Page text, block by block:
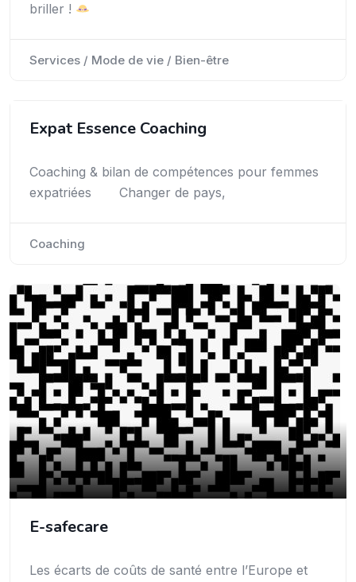
briller !
Services / Mode de vie / Bien-être
Expat Essence Coaching
Coaching & bilan de compétences pour femmes
expatriées Changer de pays,
Coaching
E-safecare
Les écarts de coûts de santé entre l’Europe et